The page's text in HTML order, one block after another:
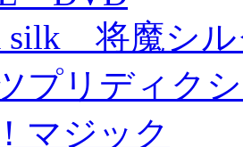
silk 将魔シ
プリディク
マジック